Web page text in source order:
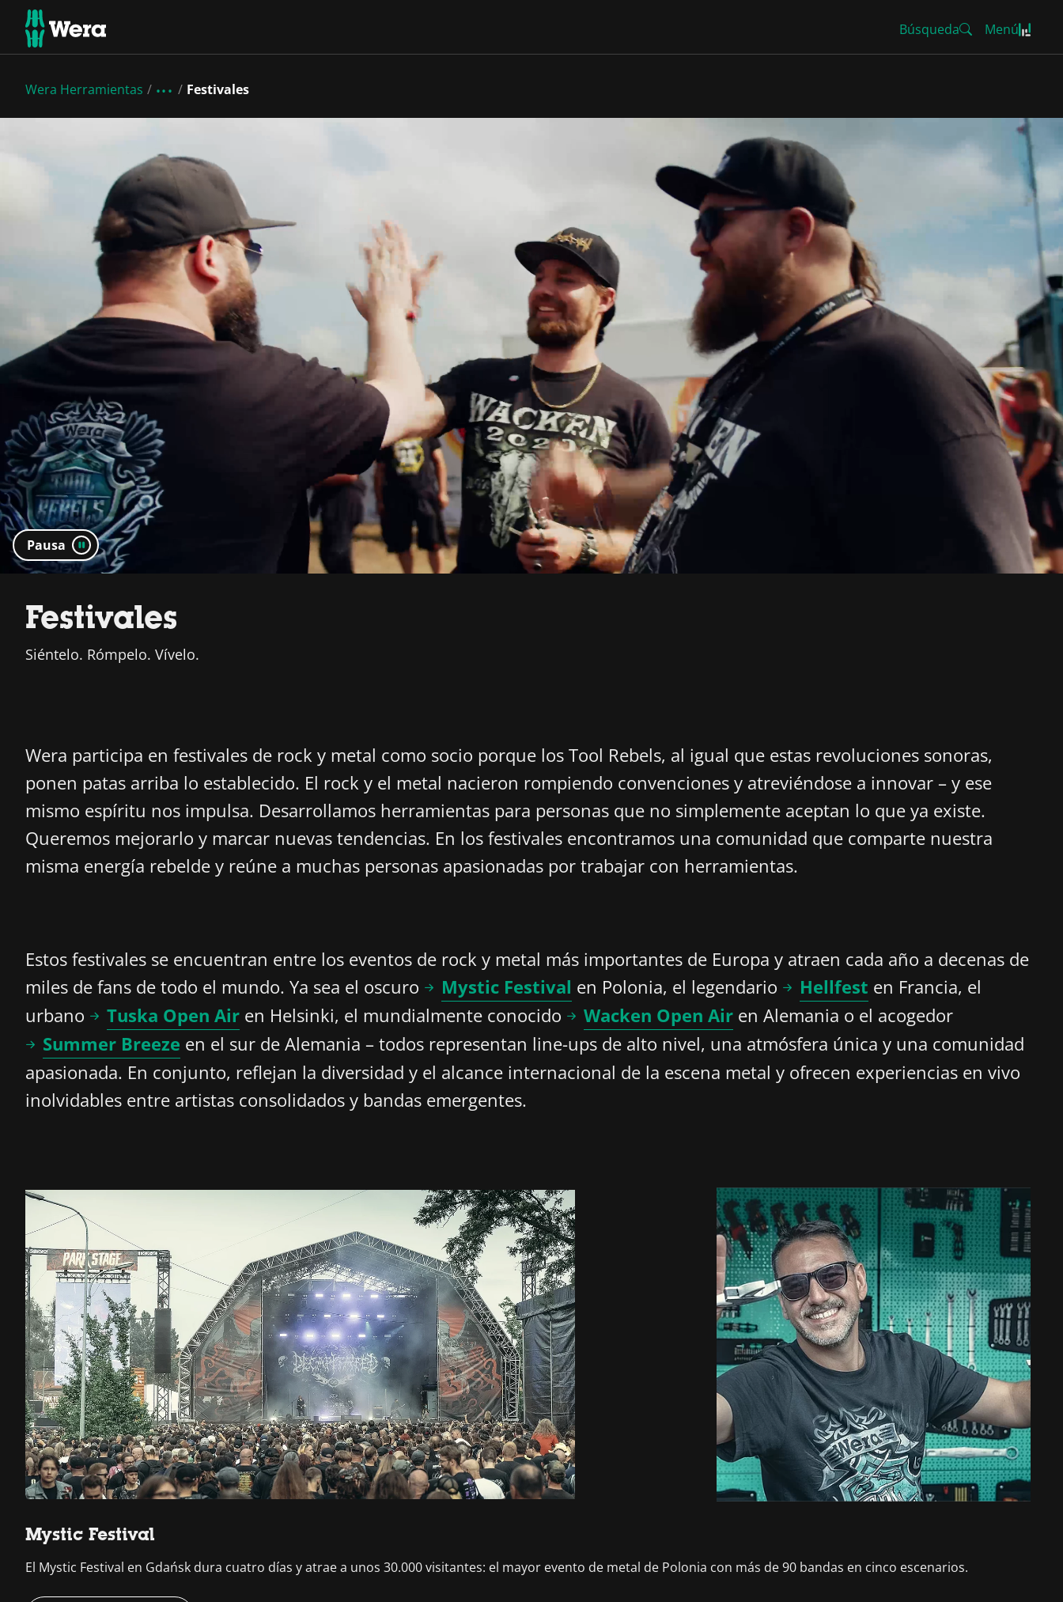
Búsqueda Menú
Wera Herramientas Festivales
Pausa
Festivales
Siéntelo. Rómpelo. Vívelo.
Wera participa en festivales de rock y metal como socio porque los Tool Rebels, al igual que estas revoluciones sonoras,
ponen patas arriba lo establecido. El rock y el metal nacieron rompiendo convenciones y atreviéndose a innovar – y ese
mismo espíritu nos impulsa. Desarrollamos herramientas para personas que no simplemente aceptan lo que ya existe.
Queremos mejorarlo y marcar nuevas tendencias. En los festivales encontramos una comunidad que comparte nuestra
misma energía rebelde y reúne a muchas personas apasionadas por trabajar con herramientas.
Estos festivales se encuentran entre los eventos de rock y metal más importantes de Europa y atraen cada año a decenas de
miles de fans de todo el mundo. Ya sea el oscuro
Mystic Festival en Polonia, el legendario Hellfest en Francia, el
urbano
Tuska Open Air en Helsinki, el mundialmente conocido Wacken Open Air en Alemania o el acogedor
Summer Breeze en el sur de Alemania – todos representan line-ups de alto nivel, una atmósfera única y una comunidad
apasionada. En conjunto, reflejan la diversidad y el alcance internacional de la escena metal y ofrecen experiencias en vivo
inolvidables entre artistas consolidados y bandas emergentes.
Mystic Festival
El Mystic Festival en Gdańsk dura cuatro días y atrae a unos 30.000 visitantes: el mayor evento de metal de Polonia con más de 90 bandas en cinco escenarios.